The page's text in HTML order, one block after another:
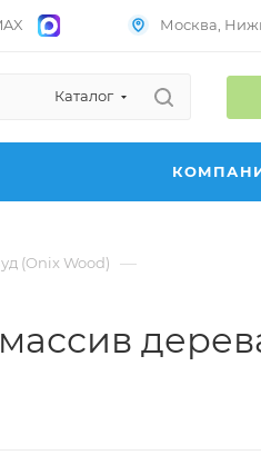
Москва,
Каталог
(Onix Wood) —